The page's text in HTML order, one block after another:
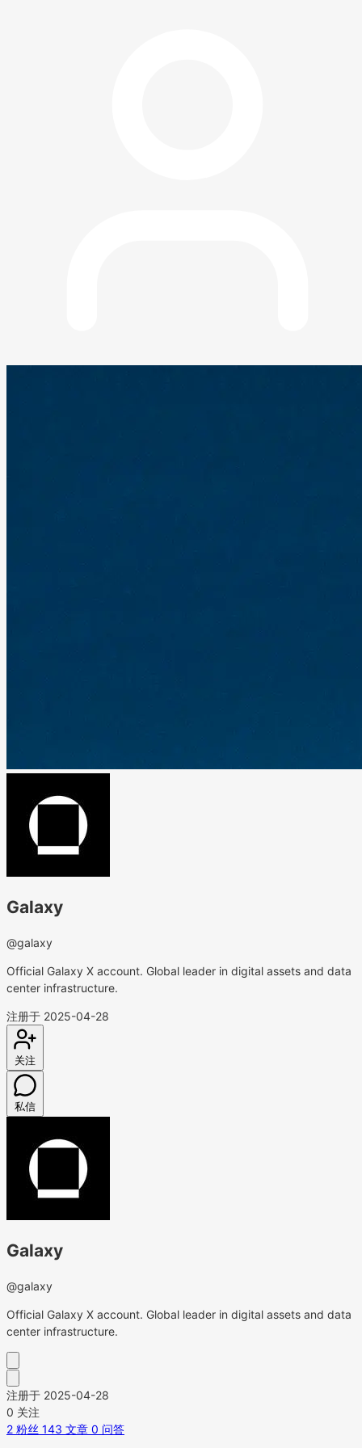
Galaxy
@galaxy
Official Galaxy X account. Global leader in digital assets and data
center infrastructure.
注册于 2025-04-28
关注
私信
Galaxy
@galaxy
Official Galaxy X account. Global leader in digital assets and data
center infrastructure.
注册于 2025-04-28
0 关注
2 粉丝 143 文章 0 问答